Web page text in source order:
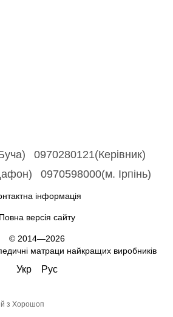
0970280121(Керівник)
0970598000(м. Ірпінь)
інформація
Повна версія сайту
© 2014—2026
матраци найкращих виробників
Укр Рус
з Хорошоп